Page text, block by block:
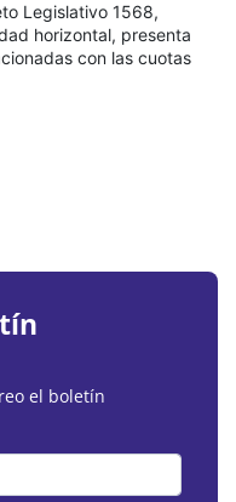
Legislativo 1568,
horizontal, presenta
con las cuotas
el boletín